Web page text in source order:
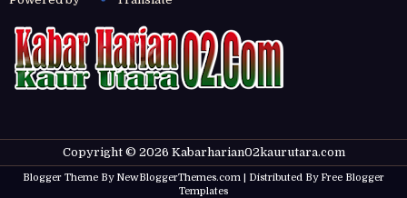
Copyright © 2026 Kabarharian02kaurutara.com
Blogger Theme By NewBloggerThemes.com | Distributed ByFree Blogger
Templates